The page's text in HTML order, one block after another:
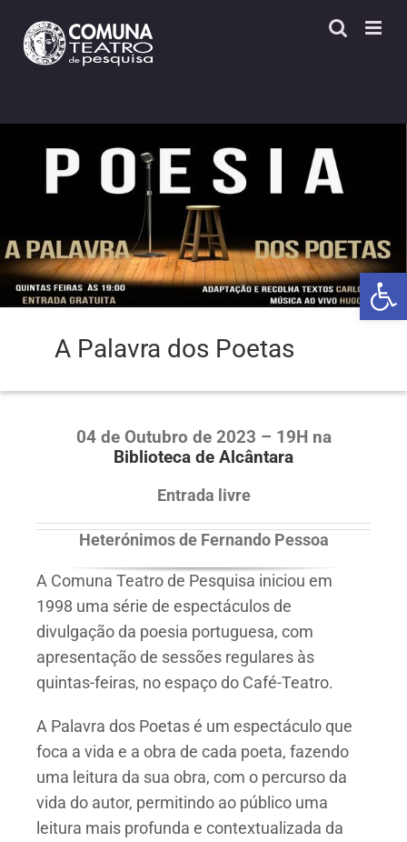
content
A Palavra dos Poetas
04 de Outubro de 2023 – 19H na
Biblioteca de Alcântara
Entrada livre
Heterónimos de Fernando Pessoa
A Comuna Teatro de Pesquisa iniciou em
1998 uma série de espectáculos de
divulgação da poesia portuguesa, com
apresentação de sessões regulares às
quintas-feiras, no espaço do Café-Teatro.
A Palavra dos Poetas é um espectáculo que
foca a vida e a obra de cada poeta, fazendo
uma leitura da sua obra, com o percurso da
vida do autor, permitindo ao público uma
leitura mais profunda e contextualizada da